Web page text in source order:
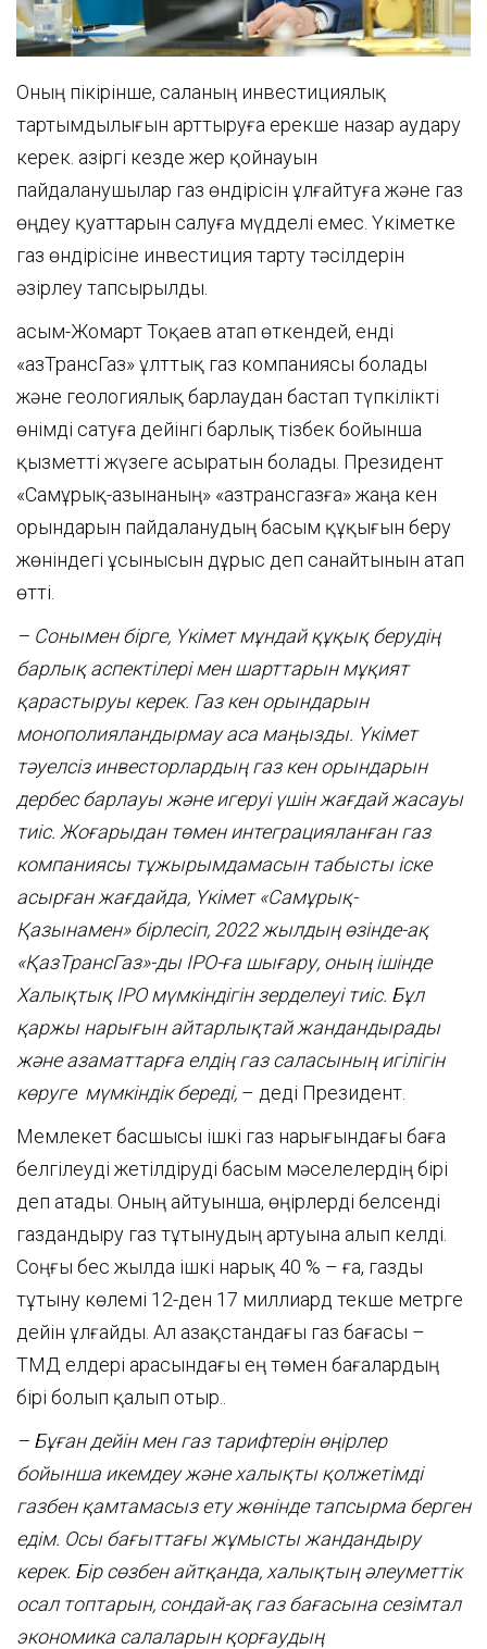
Оның пікірінше, саланың инвестициялық
тартымдылығын арттыруға ерекше назар аудару
керек. Қазіргі кезде жер қойнауын
пайдаланушылар газ өндірісін ұлғайтуға және газ
өңдеу қуаттарын салуға мүдделі емес. Үкіметке
газ өндірісіне инвестиция тарту тәсілдерін
әзірлеу тапсырылды.
Қасым-Жомарт Тоқаев атап өткендей, енді
«ҚазТрансГаз» ұлттық газ компаниясы болады
және геологиялық барлаудан бастап түпкілікті
өнімді сатуға дейінгі барлық тізбек бойынша
қызметті жүзеге асыратын болады. Президент
«Самұрық-Қазынаның» «Қазтрансгазға» жаңа кен
орындарын пайдаланудың басым құқығын беру
жөніндегі ұсынысын дұрыс деп санайтынын атап
өтті.
– Сонымен бірге, Үкімет мұндай құқық берудің
барлық аспектілері мен шарттарын мұқият
қарастыруы керек. Газ кен орындарын
монополияландырмауаса маңызды. Үкімет
тәуелсіз инвесторлардың газ кен орындарын
дербес барлауы және игеруі үшін жағдай жасауы
тиіс. Жоғарыдан төменинтеграцияланған газ
компаниясы тұжырымдамасын табысты іске
асырған жағдайда, Үкімет «Самұрық-
Қазынамен» бірлесіп, 2022 жылдыңөзінде-ақ
«ҚазТрансГаз»-дыIPO-ға шығару, оның ішінде
Халықтық IPO мүмкіндігін зерделеуі тиіс. Бұл
қаржы нарығын айтарлықтай жандандырады
және азаматтарға елдің газсаласыныңигілігін
көруге мүмкіндік береді, – деді Президент.
Мемлекет басшысы ішкі газ нарығындағы баға
белгілеуді жетілдіруді басым мәселелердің бірі
деп атады. Оның айтуынша, өңірлерді белсенді
газдандыру газ тұтынудың артуына алып келді.
Соңғы бес жылда ішкі нарық 40 % – ға, газды
тұтыну көлемі 12-ден 17 миллиард текше метрге
дейін ұлғайды. Ал Қазақстандағы газ бағасы –
ТМД елдері арасындағы ең төмен бағалардың
бірі болып қалып отыр..
– Бұған дейін мен газ тарифтерін өңірлер
бойынша икемдеужәне халықты қолжетімді
газбен қамтамасыз ету жөнінде тапсырма берген
едім. Осы бағыттағы жұмысты жандандыру
керек. Бір сөзбен айтқанда, халықтың әлеуметтік
осал топтарын, сондай-ақ газ бағасына сезімтал
экономика салаларын қорғаудың